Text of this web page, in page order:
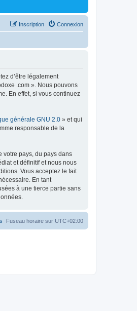
Connexion
Inscription
d’être légalement
.com ». Nous pouvons
En effet, si vous continuez
générale GNU 2.0 » et qui
responsable de la
votre pays, du pays dans
et définitif et nous nous
Vous acceptez le fait
En tant
à une tierce partie sans
Fuseau horaire sur UTC+02:00